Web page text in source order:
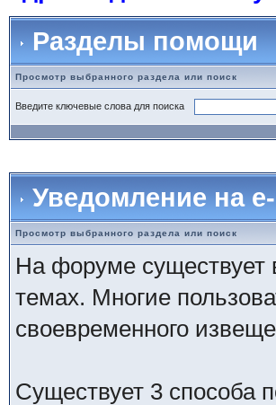
Разделы помощи
Просмотр выбранного раздела или поиск
Введите ключевые слова для поиска
Уведомление на
Просмотр выбранного раздела или поиск
На форуме существует
темах. Многие
своевременного
Существует 3 способа